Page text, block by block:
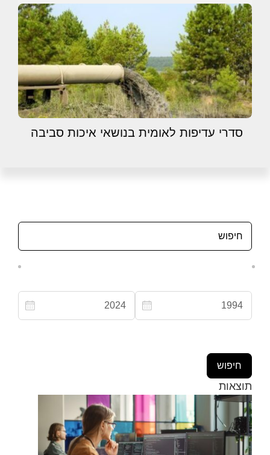
סדרי עדיפות לאומית בנושאי איכות סביבה
תוצאות